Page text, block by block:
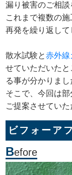
漏り被害のご相談
これまで複数の
再発を繰り返して
散水試験と赤外線
せていただいた
る事が分かりまし
そこで、今回は
ご提案させてい
ビフォーア
Before